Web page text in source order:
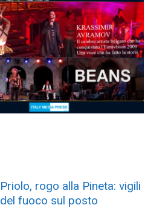
Priolo, rogo alla Pineta: vigili
del fuoco sul posto